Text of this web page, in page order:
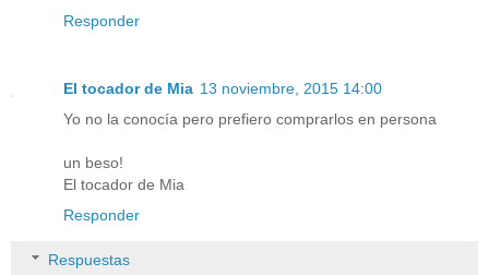
Responder
El tocador de Mia 13 noviembre, 2015 14:00
Yo no la conocía pero prefiero comprarlos en persona
un beso!
El tocador de Mia
Responder
Respuestas